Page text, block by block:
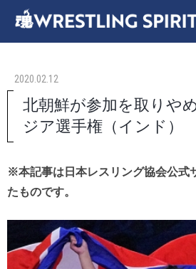
2020.02.12
北朝鮮が参加を取りや
ジア選手権（インド）
※本記事は日本レスリング協会公式
たものです。